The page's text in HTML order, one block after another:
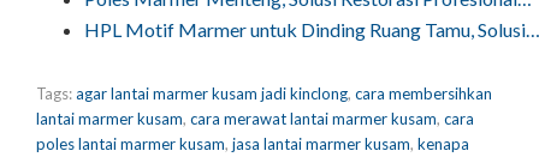
HPL Motif Marmer untuk Dinding Ruang Tamu, Solusi…
Tags:agar lantai marmer kusam jadi kinclong, cara membersihkan
lantai marmer kusam, cara merawat lantai marmer kusam, cara
poles lantai marmer kusam, jasa lantai marmer kusam, kenapa